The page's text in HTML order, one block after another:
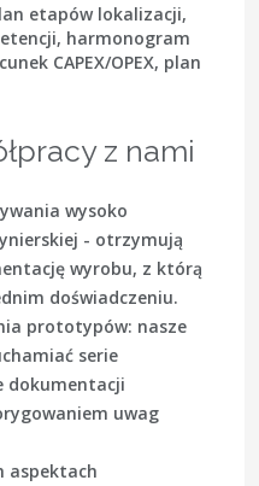
etapów lokalizacji,
harmonogram
CAPEX/OPEX, plan
z nami
wysoko
- otrzymują
wyrobu, z którą
doświadczeniu.
prototypów: nasze
serie
dokumentacji
uwag
aspektach